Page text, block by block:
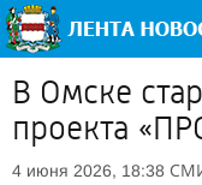
В Омске
проекта
4 июня 2026, 18:38